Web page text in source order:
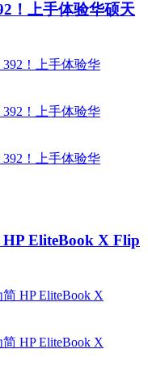
！上手体验华硕天
EliteBook X Flip